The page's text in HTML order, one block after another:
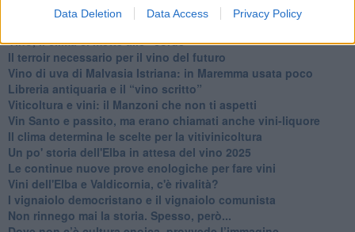
Data Deletion Data Access Privacy Policy
Norme viticole e enologiche che miglioreranno la qualità
​I vini della Maremma si stanno arricchendo
Vino, il clima ci mette alle “corde”
Il terroir necessario per il vino del futuro
​Vino di uva di Malvasia Istriana: in Maremma usata poco
​Libreria antiquaria e il “vino scritto”
​Viticoltura e vini: il Manzoni che non ti aspetti
​Vin Santo e passito, ma erano chiamati anche vini-liquore
Il clima determina le scelte per la vitivinicoltura
Un po' storia dell'Elba in attesa del vino 2025
Le continue nuove prove enologiche per fare vini
Vini dell'Elba e Valdicornia, c'è rivalità?
​I vignaiolo democristano e il vignaiolo comunista
​Non rinnego mai la storia. Spesso, però...